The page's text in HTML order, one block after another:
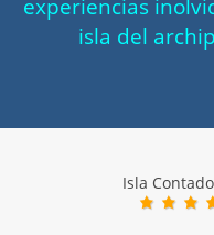
experiencias
isla del
Isla